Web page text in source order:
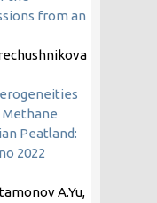
from an
Methane
Peatland:
2022
A.Yu,